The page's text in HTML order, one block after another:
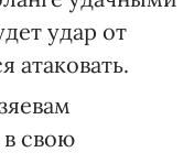
удар от
атаковать.
в свою